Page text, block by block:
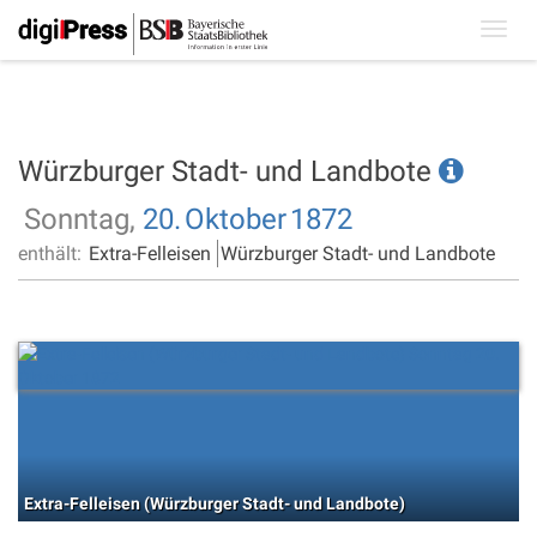
Würzburger Stadt- und Landbote
Sonntag, 20.Oktober1872
enthält: Extra-Felleisen Würzburger Stadt- und Landbote
Extra-Felleisen (Würzburger Stadt- und Landbote)